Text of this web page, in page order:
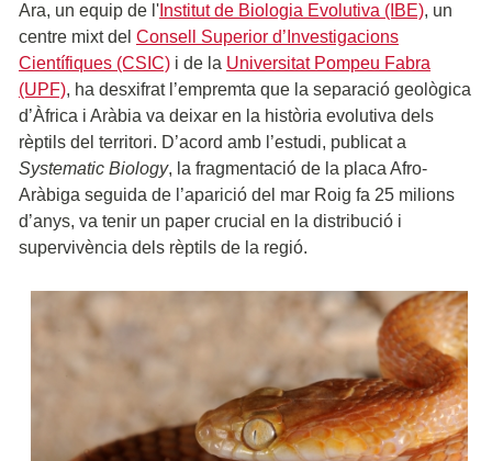
Ara, un equip de l' Institut de Biologia Evolutiva (IBE), un
centre mixt del Consell Superior d’Investigacions
Científiques (CSIC) i de la Universitat Pompeu Fabra
(UPF), ha desxifrat l’empremta que la separació geològica
d’Àfrica i Aràbia va deixar en la història evolutiva dels
rèptils del territori. D’acord amb l’estudi, publicat a
Systematic Biology, la fragmentació de la placa Afro-
Aràbiga seguida de l’aparició del mar Roig fa 25 milions
d’anys, va tenir un paper crucial en la distribució i
supervivència dels rèptils de la regió.